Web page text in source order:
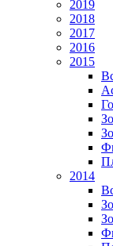
2019
2018
2017
2016
2015
2014